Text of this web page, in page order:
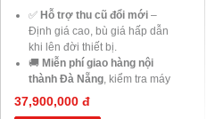
✅ Hỗ trợ thu cũ đổi mới –
Định giá cao, bù giá hấp dẫn
khi lên đời thiết bị.
🚚 Miễn phí giao hàng nội
thành Đà Nẵng, kiểm tra máy
trước khi thanh toán.
💳
Trả góp 0% qua thẻ tín
37,900,000 đ